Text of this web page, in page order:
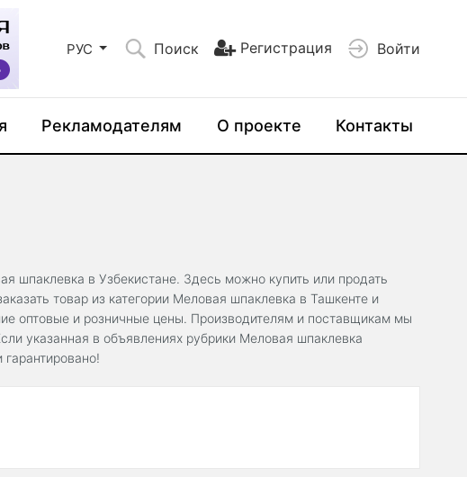
РУС Поиск Регистрация Войти
Рекламодателям О проекте Контакты
шпаклевка в Узбекистане. Здесь можно купить или продать
товар из категории Меловая шпаклевка в Ташкенте и
оптовые и розничные цены. Производителям и поставщикам мы
указанная в объявлениях рубрики Меловая шпаклевка